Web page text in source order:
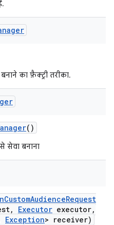
का फ़ैक्ट्री तरीका.
()
सेवा बनाना
CustomAudienceRequest
, Executor executor,
Exception> receiver)